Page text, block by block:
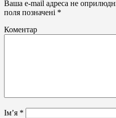
Не
світлові
вивіски,
планшети
Ваша e-mail адреса не
поля позначені *
Коментар
Ім’я *